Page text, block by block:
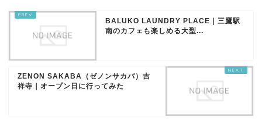
BALUKO LAUNDRY PLACE｜三鷹駅
南のカフェも楽しめる大型...
ZENON SAKABA（ゼノンサカバ）吉
祥寺｜オープン日に行ってみた